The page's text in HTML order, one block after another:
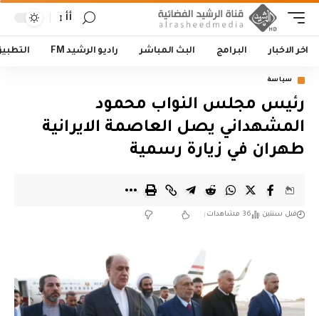
أأ
اخر الاخبار البرامج البث المباشر راديو الرشيد FM
سياسة
رئيس مجلس النواب محمود
المشهداني يصل العاصمة الايرانية
طهران في زيارة رسمية
قبل سنتين 36 مشاهدات